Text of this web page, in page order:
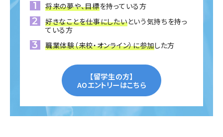
将来の夢や、目標を持っている方
好きなことを仕事にしたいという気持ちを持っ
ている方
職業体験（来校・オンライン）に参加した方
【留学生の方】
AOエントリーはこちら